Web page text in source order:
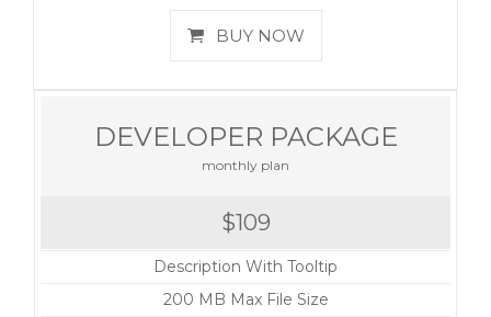
BUY NOW
DEVELOPER PACKAGE
monthly plan
$109
Description With Tooltip
200 MB Max File Size